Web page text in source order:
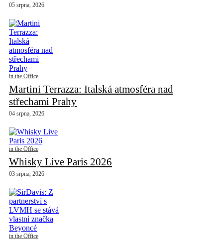
05 srpna, 2026
in the Office
Martini Terrazza: Italská atmosféra nad
střechami Prahy
04 srpna, 2026
in the Office
Whisky Live Paris 2026
03 srpna, 2026
in the Office